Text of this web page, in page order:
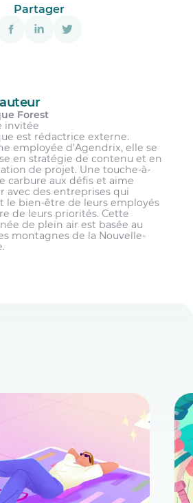
Partager
Forest
invitée
est rédactrice externe.
employée d’Agendrix, elle se
en stratégie de contenu et en
de projet. Une touche-à-
carbure aux défis et aime
avec des entreprises qui
le bien-être de leurs employés
de leurs priorités. Cette
de plein air est basée au
montagnes de la Nouvelle-